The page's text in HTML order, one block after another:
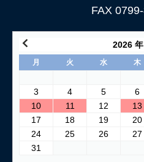
FAX
2026 年
月 火 水 木
3
4 5 6
10
11 12 13
17
18 19 20
24
25 26 27
31